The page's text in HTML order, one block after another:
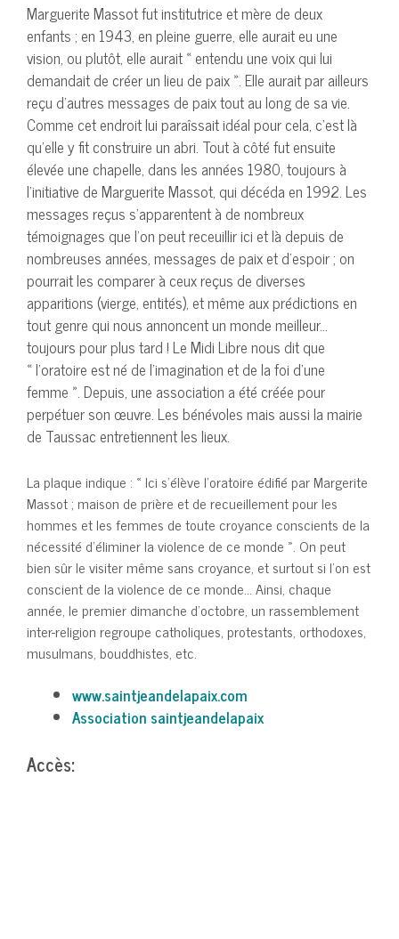
Marguerite Massot fut institutrice et mère de deux
enfants ; en 1943, en pleine guerre, elle aurait eu une
vision, ou plutôt, elle aurait « entendu une voix qui lui
demandait de créer un lieu de paix ». Elle aurait par ailleurs
reçu d’autres messages de paix tout au long de sa vie.
Comme cet endroit lui paraîssait idéal pour cela, c’est là
qu’elle y fit construire un abri. Tout à côté fut ensuite
élevée une chapelle, dans les années 1980, toujours à
l’initiative de Marguerite Massot, qui décéda en 1992. Les
messages reçus s’apparentent à de nombreux
témoignages que l’on peut receuillir ici et là depuis de
nombreuses années, messages de paix et d’espoir ; on
pourrait les comparer à ceux reçus de diverses
apparitions (vierge, entités), et même aux prédictions en
tout genre qui nous annoncent un monde meilleur…
toujours pour plus tard ! Le Midi Libre nous dit que
« l’oratoire est né de l’imagination et de la foi d’une
femme ». Depuis, une association a été créée pour
perpétuer son œuvre. Les bénévoles mais aussi la mairie
de Taussac entretiennent les lieux.
La plaque indique : « Ici s’élève l’oratoire édifié par Margerite
Massot ; maison de prière et de recueillement pour les
hommes et les femmes de toute croyance conscients de la
nécessité d’éliminer la violence de ce monde ». On peut
bien sûr le visiter même sans croyance, et surtout si l’on est
conscient de la violence de ce monde… Ainsi, chaque
année, le premier dimanche d’octobre, un rassemblement
inter-religion regroupe catholiques, protestants, orthodoxes,
musulmans, bouddhistes, etc.
www.saintjeandelapaix.com
Association saintjeandelapaix
Accès: